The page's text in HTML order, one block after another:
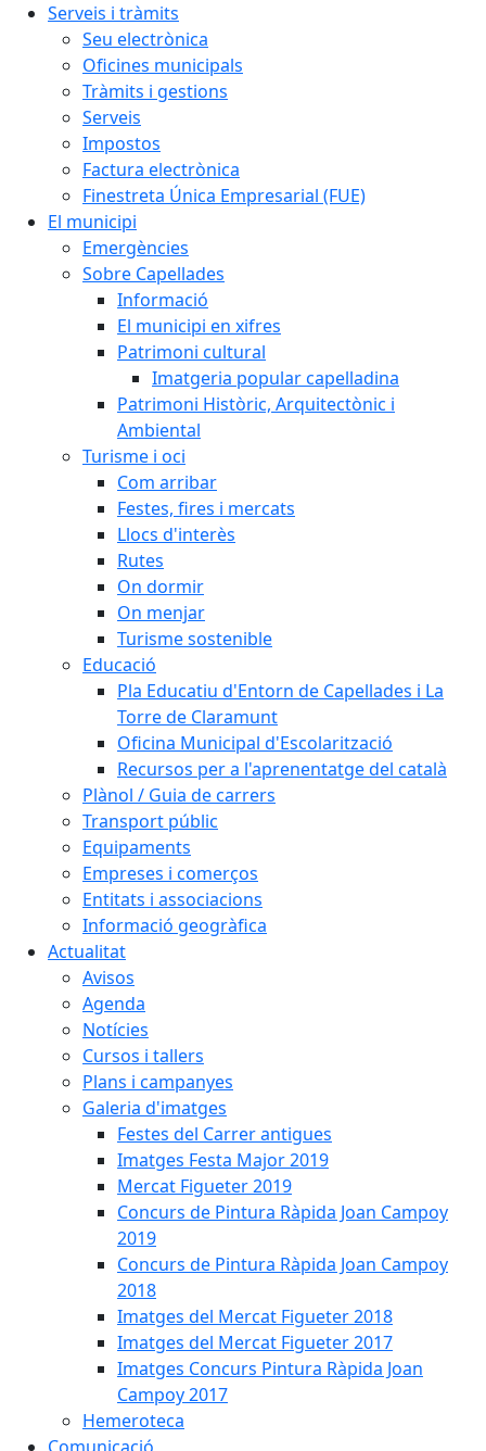
Serveis i tràmits
Seu electrònica
Oficines municipals
Tràmits i gestions
Serveis
Impostos
Factura electrònica
Finestreta Única Empresarial (FUE)
El municipi
Emergències
Sobre Capellades
Informació
El municipi en xifres
Patrimoni cultural
Imatgeria popular capelladina
Patrimoni Històric, Arquitectònic i
Ambiental
Turisme i oci
Com arribar
Festes, fires i mercats
Llocs d'interès
Rutes
On dormir
On menjar
Turisme sostenible
Educació
Pla Educatiu d'Entorn de Capellades i La
Torre de Claramunt
Oficina Municipal d'Escolarització
Recursos per a l'aprenentatge del català
Plànol / Guia de carrers
Transport públic
Equipaments
Empreses i comerços
Entitats i associacions
Informació geogràfica
Actualitat
Avisos
Agenda
Notícies
Cursos i tallers
Plans i campanyes
Galeria d'imatges
Festes del Carrer antigues
Imatges Festa Major 2019
Mercat Figueter 2019
Concurs de Pintura Ràpida Joan Campoy
2019
Concurs de Pintura Ràpida Joan Campoy
2018
Imatges del Mercat Figueter 2018
Imatges del Mercat Figueter 2017
Imatges Concurs Pintura Ràpida Joan
Campoy 2017
Hemeroteca